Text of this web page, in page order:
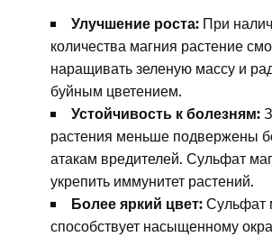
Улучшение роста: При
количества магния растение
наращивать зеленую массу и
буйным цветением.
Устойчивость к болезням:
растения меньше подвержены
атакам вредителей. Сульфат
укрепить иммунитет растений.
Более яркий цвет: Сульфат
способствует насыщенному